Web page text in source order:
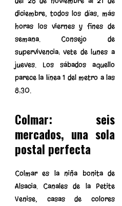
diciembre, todos los días, más
horas los viernes y fines de
semana. Consejo de
supervivencia: vete de lunes a
jueves. Los sábados aquello
parece la línea 1 del metro a las
8:30.
Colmar: seis
mercados, una sola
postal perfecta
Colmar es la niña bonita de
Alsacia. Canales de la Petite
Venise, casas de colores